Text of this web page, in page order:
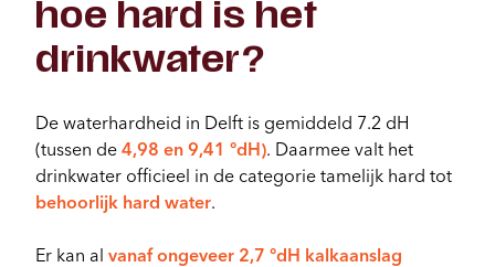
hoe hard is het
drinkwater?
De waterhardheid in Delft is gemiddeld 7.2 dH
(tussen de 4,98 en 9,41 °dH). Daarmee valt het
drinkwater officieel in de categorie tamelijk hard tot
behoorlijk hard water.
Er kan al vanaf ongeveer 2,7 °dH kalkaanslag